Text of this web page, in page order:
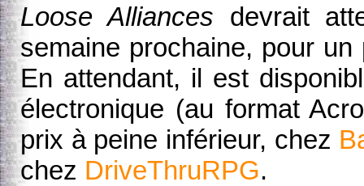
Loose Alliances devrait
semaine prochaine, pour
En attendant, il est
électronique (au format
prix à peine inférieur, chez
chez DriveThruRPG.